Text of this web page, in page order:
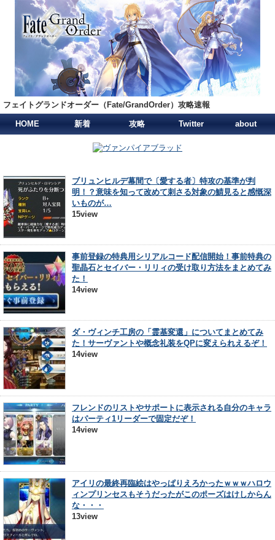
フェイトグランドオーダー（Fate/GrandOrder）攻略速報
HOME 新着 攻略 Twitter about
ブリュンヒルデ幕間で〔愛する者〕特攻の基準が判
明！？意味を知って改めて刺さる対象の鯖見ると感慨深
いものが…
15view
事前登録の特典用シリアルコード配信開始！事前特典の
聖晶石とセイバー・リリィの受け取り方法をまとめてみ
た！
14view
ダ・ヴィンチ工房の「霊基変還」についてまとめてみ
た！サーヴァントや概念礼装をQPに変えられえるぞ！
14view
フレンドのリストやサポートに表示される自分のキャラ
はパーティ1リーダーで固定だぞ！
14view
アイリの最終再臨絵はやっぱりえろかったｗｗｗハロウ
ィンプリンセスもそうだったがこのポーズはけしからん
な・・・
13view